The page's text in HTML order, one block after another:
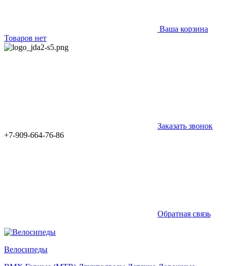
Ваша корзина
Товаров нет
Заказать звонок
+7-909-664-76-86
Обратная связь
Велосипеды